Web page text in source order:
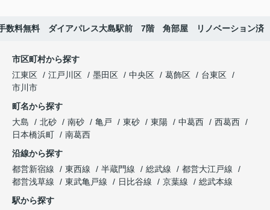
数料無料 ダイアパレス大島駅前 7階 角部屋 リノベーション済
市区町村から探す
江東区
江戸川区 墨田区 中央区 葛飾区
台東区
市川市
町名から探す
大島
北砂 南砂 亀戸 東砂 東陽 中葛西
西葛西
日本橋浜町
南葛西
沿線から探す
都営新宿線
東西線 半蔵門線 総武線
都営大江戸線
都営浅草線
東武亀戸線 日比谷線 京葉線
総武本線
駅から探す